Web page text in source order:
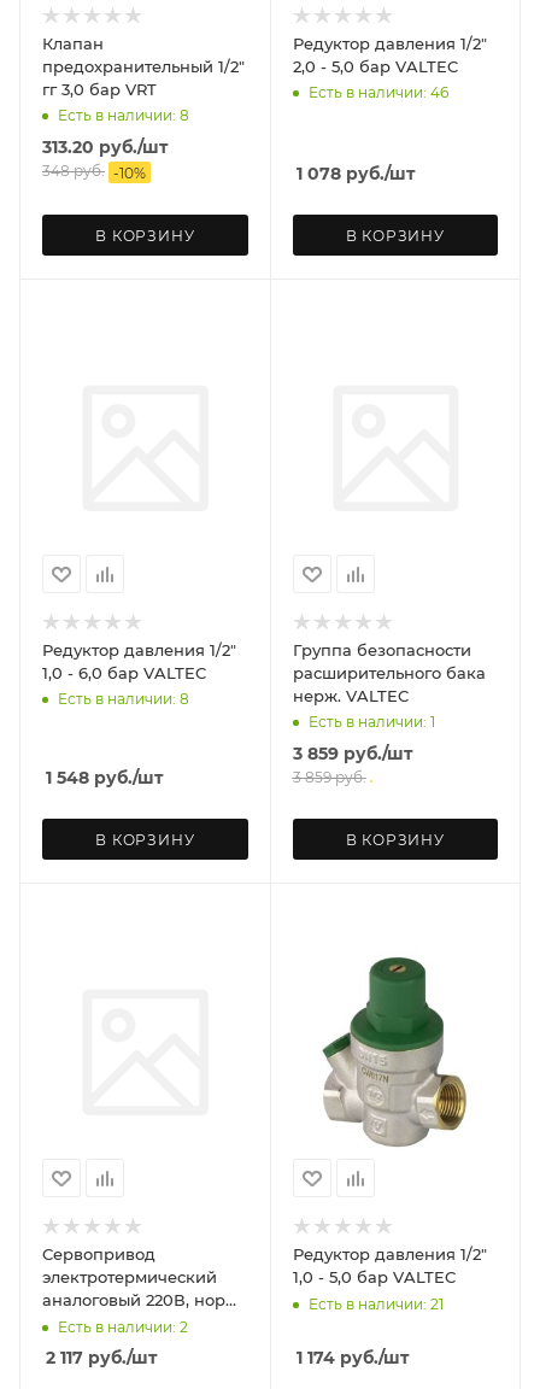
Клапан
предохранительный 1/2"
гг 3,0 бар VRT
Есть в наличии: 8
313.20 руб./шт
348руб. -10%
В КОРЗИНУ
Редуктор давления 1/2"
2,0 - 5,0 бар VALTEC
Есть в наличии: 46
1 078руб./шт
В КОРЗИНУ
Редуктор давления 1/2"
1,0 - 6,0 бар VALTEC
Есть в наличии: 8
1 548 руб./шт
В КОРЗИНУ
Группа безопасности
расширительного бака
нерж. VALTEC
Есть в наличии: 1
3 859руб./шт
3 859руб.
В КОРЗИНУ
Сервопривод
электротермический
аналоговый 220В, норм.
откр. VALTEC
Есть в наличии: 2
2 117 руб./шт
Редуктор давления 1/2"
1,0 - 5,0 бар VALTEC
Есть в наличии: 21
1 174руб./шт